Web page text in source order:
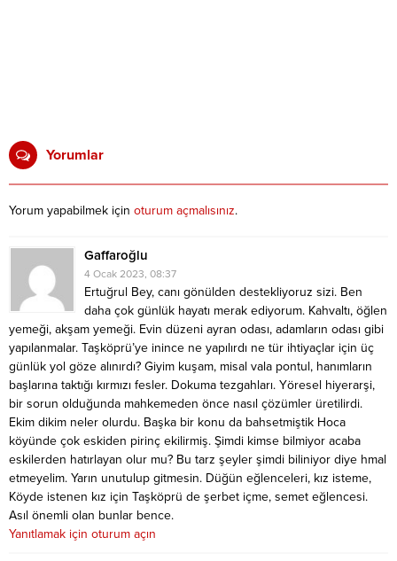
Yorumlar
Yorum yapabilmek için oturum açmalısınız.
Gaffaroğlu
4 Ocak 2023, 08:37
Ertuğrul Bey, canı gönülden destekliyoruz sizi. Ben
daha çok günlük hayatı merak ediyorum. Kahvaltı, öğlen
yemeği, akşam yemeği. Evin düzeni ayran odası, adamların odası gibi
yapılanmalar. Taşköprü’ye inince ne yapılırdı ne tür ihtiyaçlar için üç
günlük yol göze alınırdı? Giyim kuşam, misal vala pontul, hanımların
başlarına taktığı kırmızı fesler. Dokuma tezgahları. Yöresel hiyerarşi,
bir sorun olduğunda mahkemeden önce nasıl çözümler üretilirdi.
Ekim dikim neler olurdu. Başka bir konu da bahsetmiştik Hoca
köyünde çok eskiden pirinç ekilirmiş. Şimdi kimse bilmiyor acaba
eskilerden hatırlayan olur mu? Bu tarz şeyler şimdi biliniyor diye hmal
etmeyelim. Yarın unutulup gitmesin. Düğün eğlenceleri, kız isteme,
Köyde istenen kız için Taşköprü de şerbet içme, semet eğlencesi.
Asıl önemli olan bunlar bence.
Yanıtlamak için oturum açın